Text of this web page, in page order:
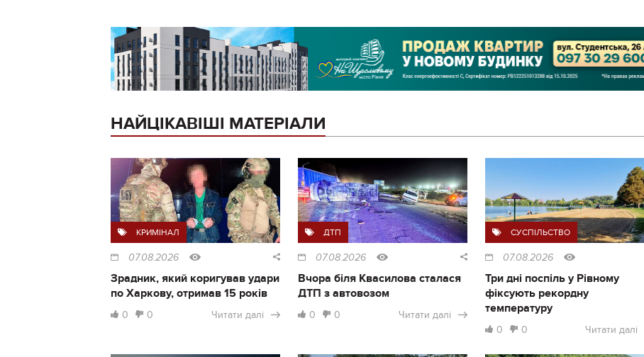
НАЙЦІКАВІШІ МАТЕРІАЛИ
КРИМІНАЛ
07.08.2026
Зрадник, який коригував удари
по Харкову, отримав 15 років
0 0 Читати далі
ДТП
07.08.2026
Вчора біля Квасилова сталася
ДТП з автовозом
0 0 Читати далі
СУСПІЛЬСТВО
07.08.2026
Три дні поспіль у Рівному
фіксують рекордну
температуру
0 0 Читати далі